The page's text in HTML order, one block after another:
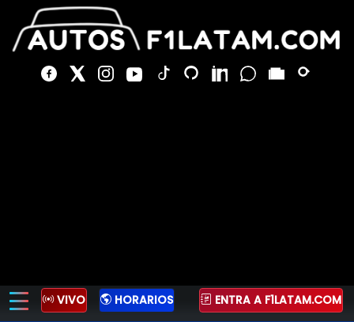
VIVO HORARIOS ENTRA A F1LATAM.COM